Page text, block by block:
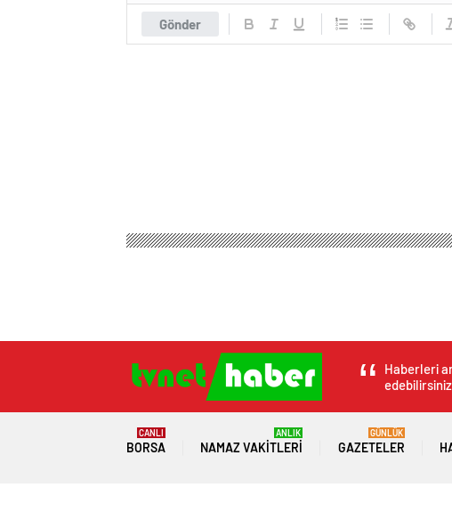
Gönder
Haberleri
BORSA
CANLI
NAMAZ VAKITLERI
ANLIK
GAZETELER
GÜNLÜK